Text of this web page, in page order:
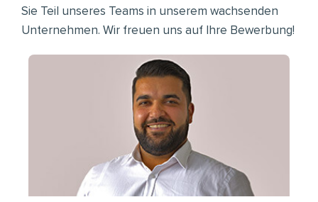
Sie Teil unseres Teams in unserem wachsenden
Unternehmen. Wir freuen uns auf Ihre Bewerbung!